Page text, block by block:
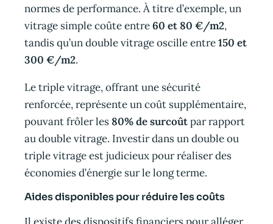
normes de performance. À titre d’exemple, un
vitrage simple coûte entre60 et 80 €/m2,
tandis qu’un double vitrage oscille entre150 et
300 €/m2.
Le triple vitrage, offrant une sécurité
renforcée, représente un coût supplémentaire,
pouvant frôler les 80% de surcoûtpar rapport
au double vitrage. Investir dans un double ou
triple vitrage est judicieux pour réaliser des
économies d’énergie sur le long terme.
Aides disponibles pour réduire les coûts